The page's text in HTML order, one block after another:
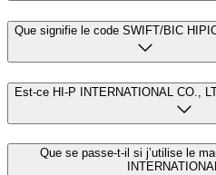
Que signifie le code SWIFT/BIC
Est-ce HI-P INTERNATIONAL CO.,
Que se passe-t-il si j’utilise le